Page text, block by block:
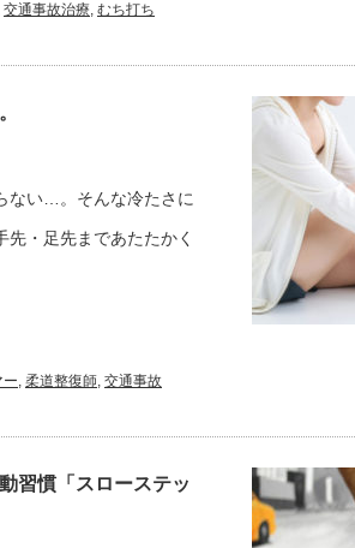
交通事故治療, むち打ち
ない…。そんな冷たさに
・足先まであたたかく
ー, 柔道整復師, 交通事故
習慣「スローステッ